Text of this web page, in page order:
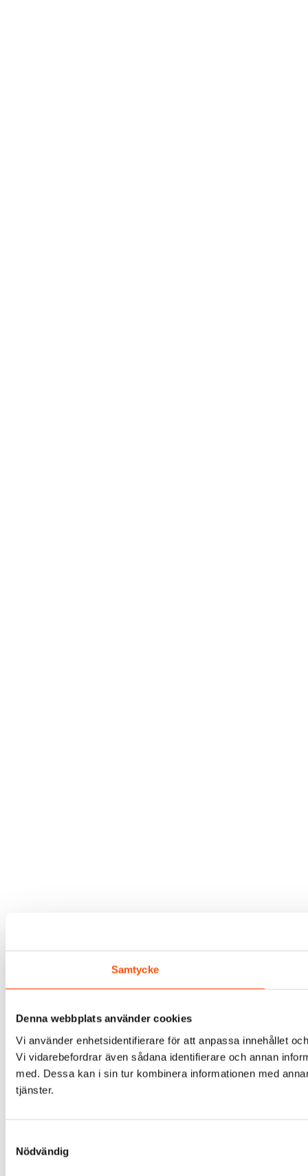
Samtycke
Denna webbplats använder cookies
Vi använder enhetsidentifierare för att anpassa innehållet
Vi vidarebefordrar även sådana identifierare och annan
med. Dessa kan i sin tur kombinera informationen med
tjänster.
Nödvändig